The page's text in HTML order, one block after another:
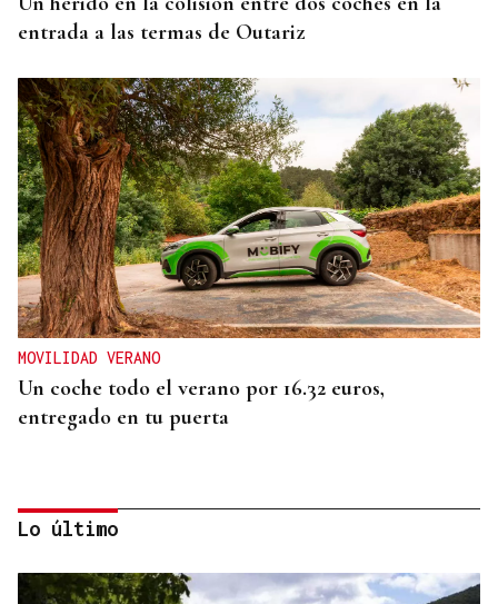
entrada a las termas de Outariz
MOVILIDAD VERANO
Un coche todo el verano por 16.32 euros,
entregado en tu puerta
Lo último